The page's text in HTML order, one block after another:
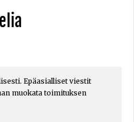
Epäasialliset viestit
muokata toimituksen